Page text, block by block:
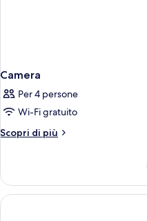
Camera
Per 4 persone
Wi-Fi gratuito
Scopri di più
Altri